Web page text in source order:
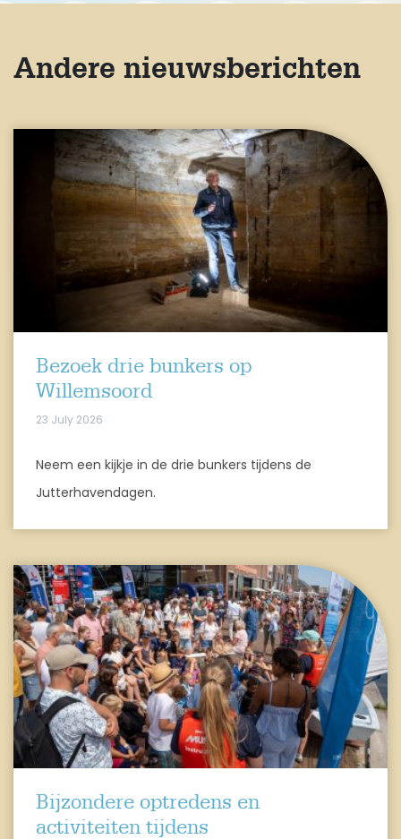
Andere nieuwsberichten
Bezoek drie bunkers op
Willemsoord
23 July 2026
Neem een kijkje in de drie bunkers tijdens de
Jutterhavendagen.
Bijzondere optredens en
activiteiten tijdens